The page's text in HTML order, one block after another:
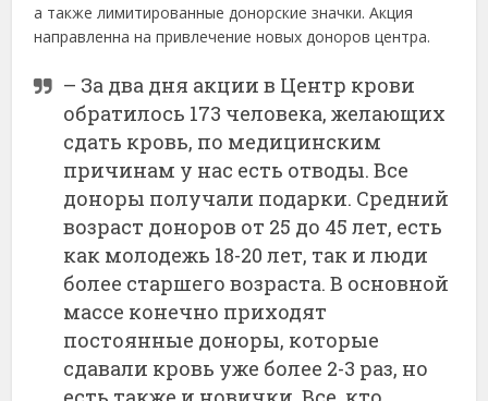
а также лимитированные донорские значки. Акция
направленна на привлечение новых доноров центра.
– За два дня акции в Центр крови
обратилось 173 человека, желающих
сдать кровь, по медицинским
причинам у нас есть отводы. Все
доноры получали подарки. Средний
возраст доноров от 25 до 45 лет, есть
как молодежь 18-20 лет, так и люди
более старшего возраста. В основной
массе конечно приходят
постоянные доноры, которые
сдавали кровь уже более 2-3 раз, но